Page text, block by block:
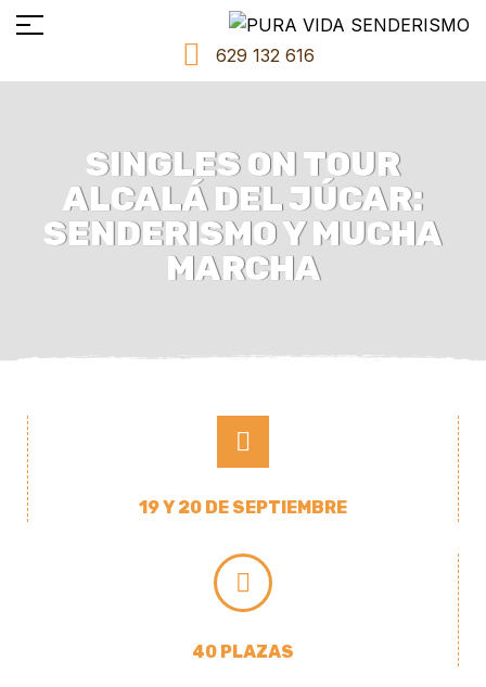
629 132 616
SINGLES ON TOUR
ALCALÁ DEL JÚCAR:
SENDERISMO Y MUCHA
MARCHA
19 Y 20 DE SEPTIEMBRE
40 PLAZAS